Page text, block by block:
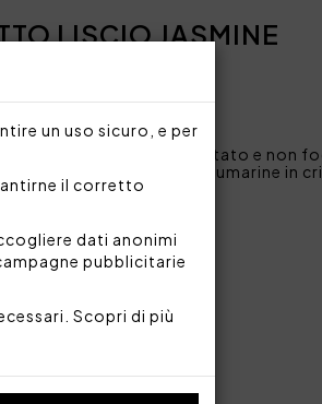
un uso sicuro, e per
il corretto
dati anonimi
pubblicitarie
Scopri di più
LISCIO JASMINE
liscio non trapuntato e non
jacquard a onde e logo Blumarine in